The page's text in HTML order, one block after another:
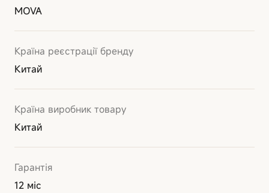
MOVA
Країна реєстрації бренду
Китай
Країна виробник товару
Китай
Гарантія
12 міс